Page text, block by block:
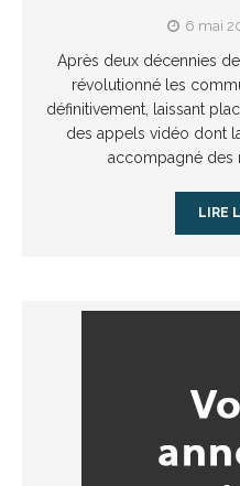
6 mai
Après deux décennies
révolutionné les
définitivement, laissant
des appels vidéo dont
accompagné des
LIRE